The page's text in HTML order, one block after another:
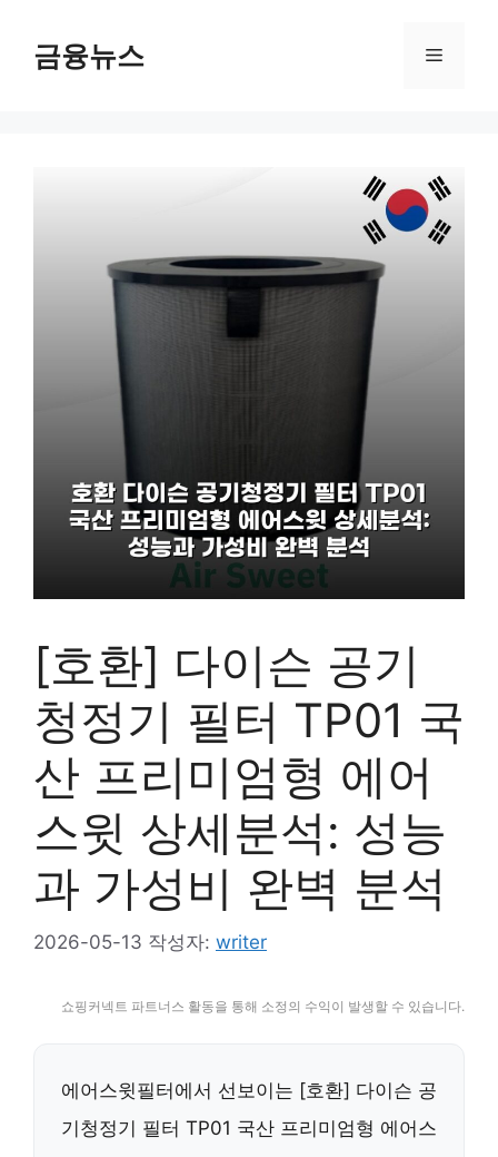
금융뉴스 메
[호환] 다이슨 공기
청정기 필터 TP01 국
산 프리미엄형 에어
스윗 상세분석: 성능
과 가성비 완벽 분석
2026-05-13 작성자: writer
쇼핑커넥트 파트너스 활동을 통해 소정의 수익이 발생할 수 있습니다.
에어스윗필터에서 선보이는 [호환] 다이슨 공
기청정기 필터 TP01 국산 프리미엄형 에어스